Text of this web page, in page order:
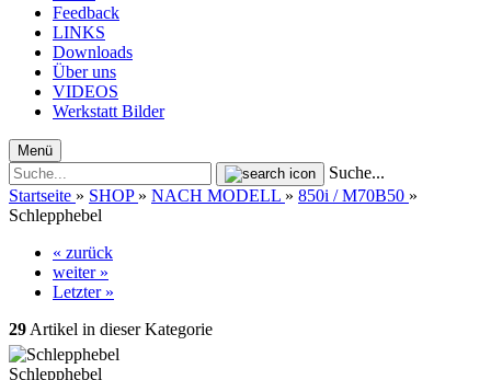
Feedback
LINKS
Downloads
Über uns
VIDEOS
Werkstatt Bilder
Menü
Suche...
Startseite » SHOP » NACH MODELL » 850i / M70B50 »
Schlepphebel
« zurück
weiter »
Letzter »
29 Artikel in dieser Kategorie
Schlepphebel